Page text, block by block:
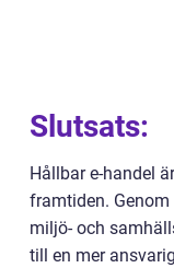
Slutsats:
Hållbar e-handel
framtiden.
miljö- och
till en mer